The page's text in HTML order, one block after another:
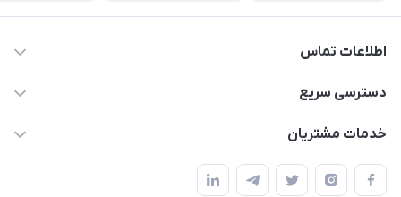
اطلاعات تماس
07154503736-09120986090
دسترسی سریع
حساب کاربری
درباره ما
خدمات مشتریان
قوانین و مقررات